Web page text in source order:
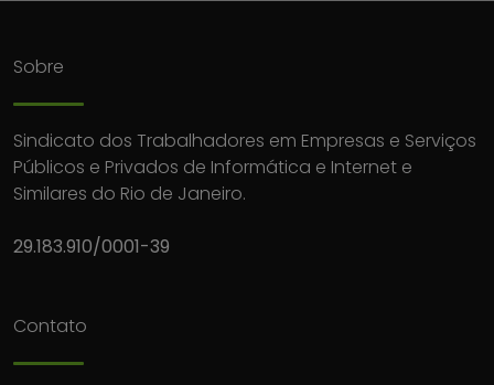
Sobre
Sindicato dos Trabalhadores em Empresas e Serviços
Públicos e Privados de Informática e Internet e
Similares do Rio de Janeiro.
29.183.910/0001-39
Contato